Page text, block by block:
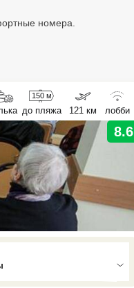
номера.
150 м
до пляжа 121 км лобби
8.6
the menu,